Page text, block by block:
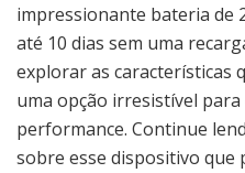
impressionante bateria de
até 10 dias sem uma
explorar as características
uma opção irresistível
performance. Continue
sobre esse dispositivo que